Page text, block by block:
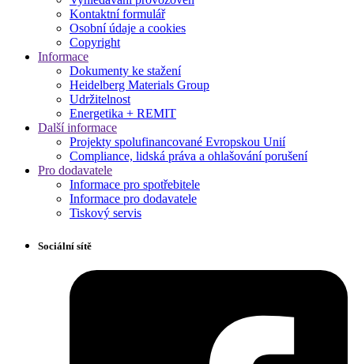
Kontaktní formulář
Osobní údaje a cookies
Copyright
Informace
Dokumenty ke stažení
Heidelberg Materials Group
Udržitelnost
Energetika + REMIT
Další informace
Projekty spolufinancované Evropskou Unií
Compliance, lidská práva a ohlašování porušení
Pro dodavatele
Informace pro spotřebitele
Informace pro dodavatele
Tiskový servis
Sociální sítě